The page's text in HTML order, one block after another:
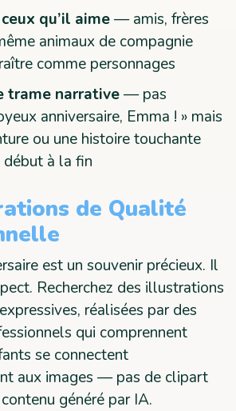
qu’il aime— amis, frères
animaux de compagnie
comme personnages
trame narrative— pas
anniversaire, Emma ! » mais
ou une histoire touchante
à la fin
de Qualité
est un souvenir précieux. Il
Recherchez des illustrations
réalisées par des
qui comprennent
se connectent
aux images — pas de clipart
généré par IA.